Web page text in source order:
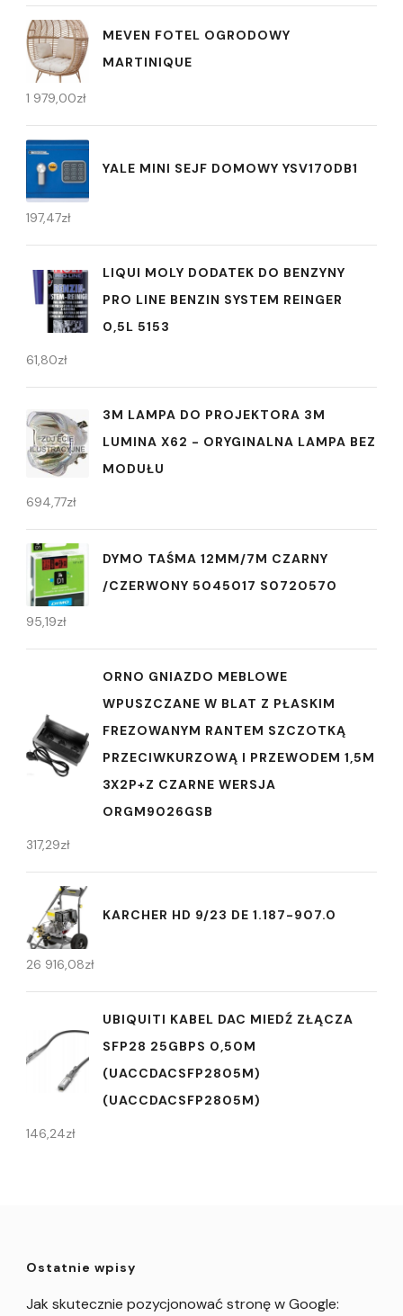
MEVEN FOTEL OGRODOWY
MARTINIQUE
1 979,00zł
YALE MINI SEJF DOMOWY YSV170DB1
197,47zł
LIQUI MOLY DODATEK DO BENZYNY
PRO LINE BENZIN SYSTEM REINGER
0,5L 5153
61,80zł
3M LAMPA DO PROJEKTORA 3M
LUMINA X62 - ORYGINALNA LAMPA BEZ
MODUŁU
694,77zł
DYMO TAŚMA 12MM/7M CZARNY
/CZERWONY 5045017 S0720570
95,19zł
ORNO GNIAZDO MEBLOWE
WPUSZCZANE W BLAT Z PŁASKIM
FREZOWANYM RANTEM SZCZOTKĄ
PRZECIWKURZOWĄ I PRZEWODEM 1,5M
3X2P+Z CZARNE WERSJA
ORGM9026GSB
317,29zł
KARCHER HD 9/23 DE 1.187-907.0
26 916,08zł
UBIQUITI KABEL DAC MIEDŹ ZŁĄCZA
SFP28 25GBPS 0,50M
(UACCDACSFP2805M)
(UACCDACSFP2805M)
146,24zł
Ostatnie wpisy
Jak skutecznie pozycjonować stronę w Google: